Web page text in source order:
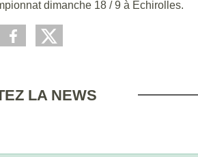
dimanche 18 / 9 à Echirolles.
LA NEWS